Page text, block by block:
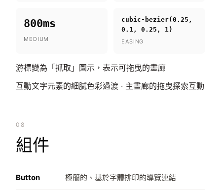
800ms
MEDIUM
cubic-bezier(0.25,
0.1, 0.25, 1)
EASING
游標變為「抓取」圖示，表示可拖曳的畫廊
互動文字元素的細膩色彩過渡 · 主畫廊的拖曳探索互動
08
組件
Button 極簡的、基於字體排印的導覽連結